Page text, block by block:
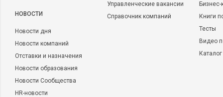
НОВОСТИ
Новости дня
Новости компаний
Отставки и назначения
Новости образования
Новости Сообщества
HR-новости
Управленческие вакансии
Справочник компаний
Книги
Тесты
Видео